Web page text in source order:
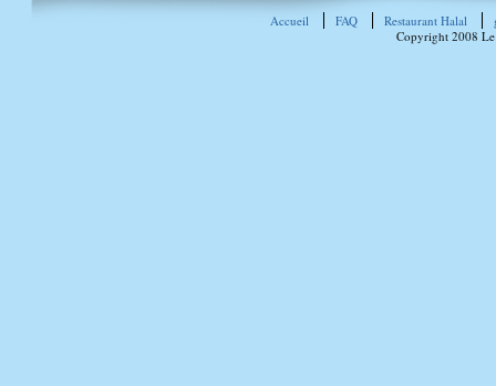
Accueil FAQ Restaurant Halal
Copyright 2008